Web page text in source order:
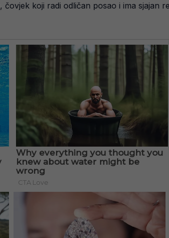
koji radi odličan posao i ima sjajan